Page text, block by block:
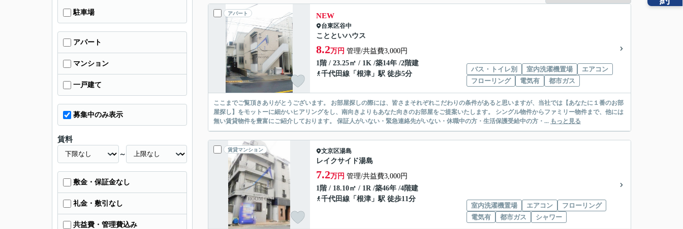
アパート NEW
台東区谷中
ことといハウス
8.2万円 管理/共益費3,000円
1階 / 23.25㎡ / 1K /築14年 /2階建
千代田線 「 根津 」駅 徒歩5分
バス・トイレ別 室内洗濯機置場
エアコン
フローリング
電気有 都市ガス
ここまでご覧頂きありがとうございます。 お部屋探しの際には、皆さまそれぞれこだわりの条件があると思いますが、当社では【あなたに１番のお部
屋探し】をモットーに細かいヒアリングをし、南向きよりもあなた向きのお部屋をご提案いたします。 シングル物件からファミリー物件まで、他には
無い賃貸物件を豊富にご紹介しております。 保証人がいない・緊急連絡先がいない・休職中の方・生活保護受給中の方・... もっと見る
賃貸マンション 文京区湯島
レイクサイド湯島
7.2万円 管理/共益費3,000円
1階 / 18.10㎡ / 1R /築46年 /4階建
千代田線 「 根津 」駅 徒歩11分
室内洗濯機置場
エアコン
フローリング
電気有
都市ガス シャワー
駐車場
アパート
マンション
一戸建て
募集中のみ表示
賃料
～
敷金・保証金なし
礼金・敷引なし
共益費・管理費込み